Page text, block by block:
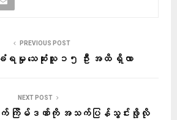
PREVIOUS POST
ြဲခံရမှု သေဆုံးသူ ၁၅ ဦး အထိ ရှိလာ
NEXT POST
ကြိမ်ဒဏ်ကို အသက်ပြန်သွင်းဖို့လို